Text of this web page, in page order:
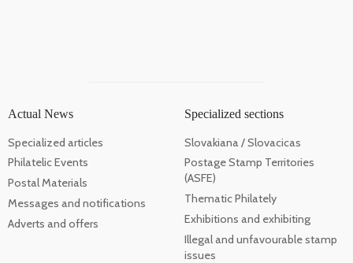
Actual News
Specialized articles
Philatelic Events
Postal Materials
Messages and notifications
Adverts and offers
Specialized sections
Slovakiana / Slovacicas
Postage Stamp Territories
(ASFE)
Thematic Philately
Exhibitions and exhibiting
Illegal and unfavourable stamp
issues